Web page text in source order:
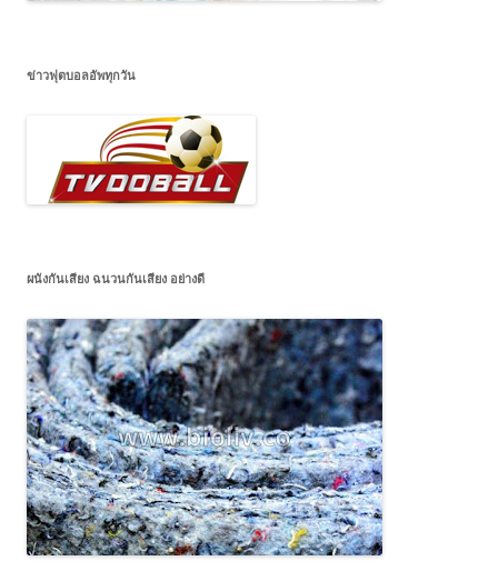
ข่าวฟุตบอลอัพทุกวัน
ผนังกันเสียง ฉนวนกันเสียง อย่างดี